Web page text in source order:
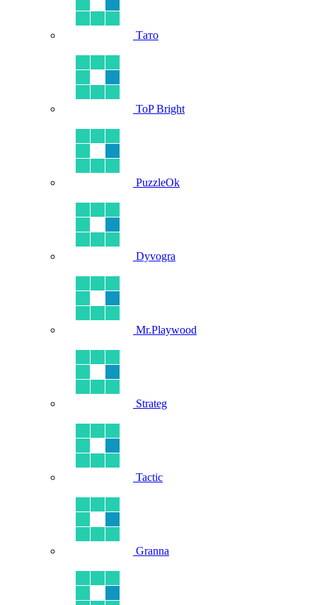
Тато
ToP Bright
PuzzleOk
Dyvogra
Mr.Playwood
Strateg
Tactic
Granna